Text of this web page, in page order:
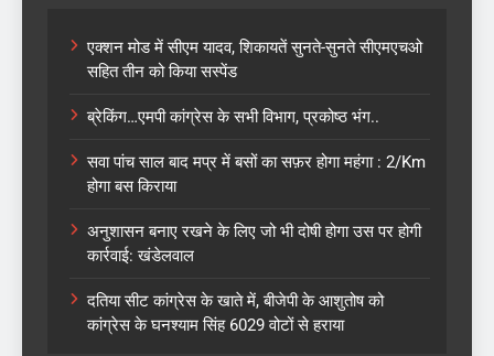
एक्शन मोड में सीएम यादव, शिकायतें सुनते-सुनते सीएमएचओ
सहित तीन को किया सस्पेंड
ब्रेकिंग…एमपी कांग्रेस के सभी विभाग, प्रकोष्ठ भंग..
सवा पांच साल बाद मप्र में बसों का सफ़र होगा महंगा : 2/Km
होगा बस किराया
अनुशासन बनाए रखने के लिए जो भी दोषी होगा उस पर होगी
कार्रवाई: खंडेलवाल
दतिया सीट कांग्रेस के खाते में, बीजेपी के आशुतोष को
कांग्रेस के घनश्याम सिंह 6029 वोटों से हराया